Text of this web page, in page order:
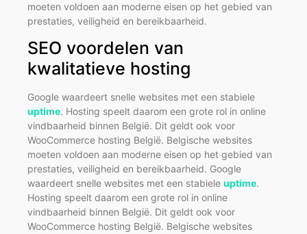
moeten voldoen aan moderne eisen op het gebied van
prestaties, veiligheid en bereikbaarheid.
SEO voordelen van
kwalitatieve hosting
Google waardeert snelle websites met een stabiele
uptime. Hosting speelt daarom een grote rol in online
vindbaarheid binnen België. Dit geldt ook voor
WooCommerce hosting België. Belgische websites
moeten voldoen aan moderne eisen op het gebied van
prestaties, veiligheid en bereikbaarheid. Google
waardeert snelle websites met een stabiele uptime.
Hosting speelt daarom een grote rol in online
vindbaarheid binnen België. Dit geldt ook voor
WooCommerce hosting België. Belgische websites